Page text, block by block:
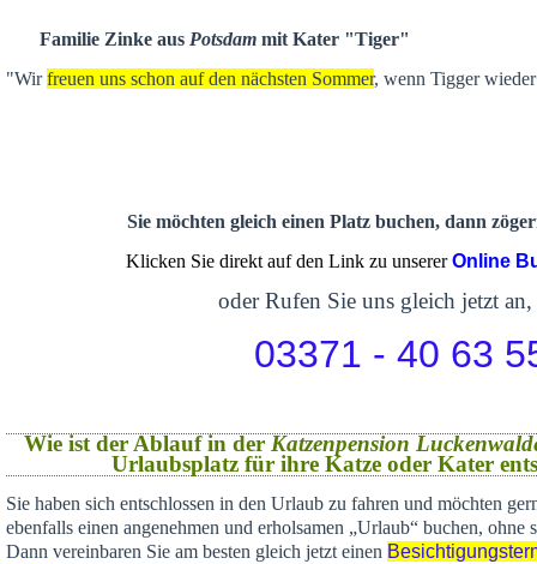
Familie Zinke aus Potsdam mit Kater "Tiger"
"Wirfreuen uns schon auf den nächsten Sommer, wenn Tigger
Sie möchten gleich einen Platz buchen, dann
Klicken Sie direkt auf den Link zu unsererOnline
oder Rufen Sie uns gleich jetzt an,
03371 - 40 63
Wie ist der Ablauf in der Katzenpension
Urlaubsplatz für ihre Katze oder Kater
Sie haben sich entschlossen in den Urlaub zu fahren und möchten
ebenfalls einen angenehmen und erholsamen „Urlaub“ buchen, ohne
Dann vereinbaren Sie am besten gleich jetzt einen